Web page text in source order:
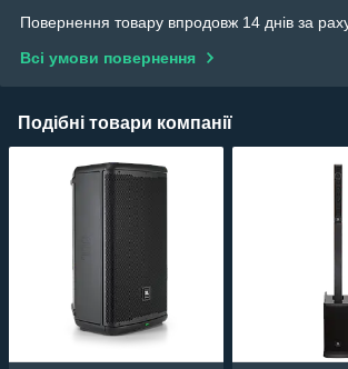
Повернення товару впродовж 14 днів за
Всі умови повернення
Подібні товари компанії